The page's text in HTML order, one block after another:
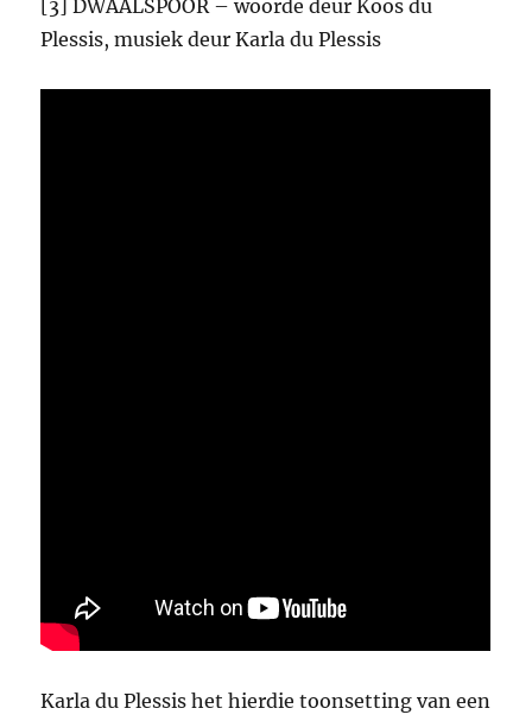
[3] DWAALSPOOR – woorde deur Koos du
Plessis, musiek deur Karla du Plessis
Karla du Plessis het hierdie toonsetting van een